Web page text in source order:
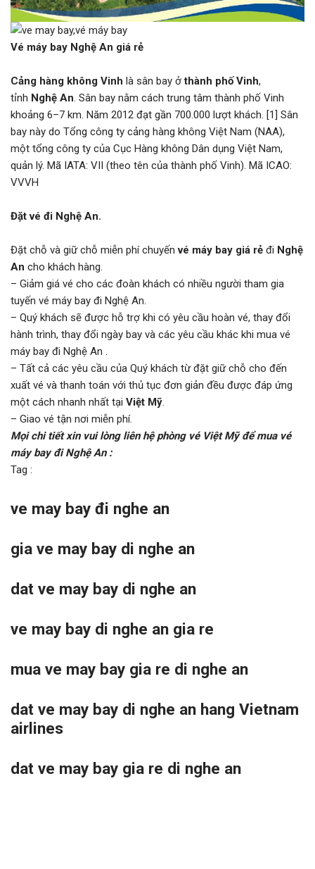
Vé máy bay Nghệ An giá rẻ
Cảng hàng không Vinh là sân bay ởthành phố Vinh,
tỉnh Nghệ An. Sân bay nằm cách trung tâm thành phố Vinh
khoảng 6–7 km. Năm 2012 đạt gần 700.000 lượt khách. [1] Sân
bay này do Tổng công ty cảng hàng không Việt Nam (NAA),
một tổng công ty của Cục Hàng không Dân dụng Việt Nam,
quản lý. Mã IATA: VII (theo tên của thành phố Vinh). Mã ICAO:
VVVH
Đặt vé đi Nghệ An.
Đặt chỗ và giữ chỗ miễn phí chuyếnvé máy bay giá rẻ đi Nghệ
An cho khách hàng.
– Giảm giá vé cho các đoàn khách có nhiều người tham gia
tuyến vé máy bay đi Nghệ An.
– Quý khách sẽ được hỗ trợ khi có yêu cầu hoàn vé, thay đổi
hành trình, thay đổi ngày bay và các yêu cầu khác khi mua vé
máy bay đi Nghệ An .
– Tất cả các yêu cầu của Quý khách từ đặt giữ chỗ cho đến
xuất vé và thanh toán với thủ tục đơn giản đều được đáp ứng
một cách nhanh nhất tại Việt Mỹ.
– Giao vé tận nơi miễn phí.
Mọi chi tiết xin vui lòng liên hệ phòng vé Việt Mỹ để mua vé
máy bay đi Nghệ An :
Tag :
ve may bay đi nghe an
gia ve may bay di nghe an
dat ve may bay di nghe an
ve may bay di nghe an gia re
mua ve may bay gia re di nghe an
dat ve may bay di nghe an hang Vietnam
airlines
dat ve may bay gia re di nghe an